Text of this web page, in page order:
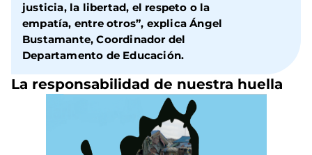
justicia, la libertad, el respeto o la
empatía, entre otros”, explica Ángel
Bustamante, Coordinador del
Departamento de Educación.
La responsabilidad de nuestra huella